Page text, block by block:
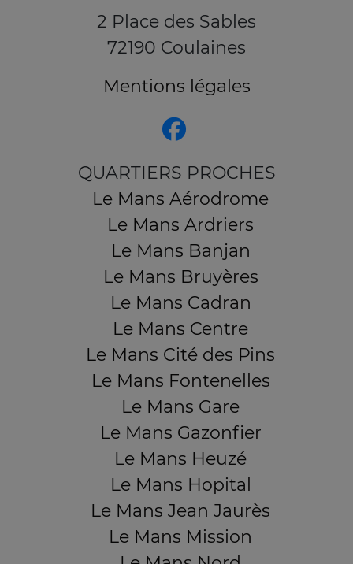
2 Place des Sables
72190 Coulaines
Mentions légales
QUARTIERS PROCHES
Le Mans Aérodrome
Le Mans Ardriers
Le Mans Banjan
Le Mans Bruyères
Le Mans Cadran
Le Mans Centre
Le Mans Cité des Pins
Le Mans Fontenelles
Le Mans Gare
Le Mans Gazonfier
Le Mans Heuzé
Le Mans Hopital
Le Mans Jean Jaurès
Le Mans Mission